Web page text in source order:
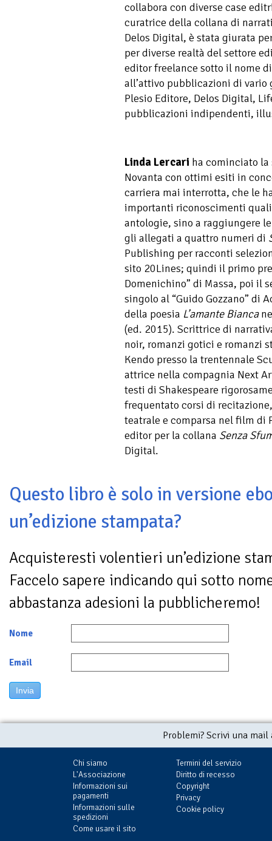
collabora con diverse case
curatrice della collana di
Delos Digital, è stata giurata
per diverse realtà del settore
editor freelance sotto il nome
all’attivo pubblicazioni di vario
Plesio Editore, Delos Digital,
pubblicazioni indipendenti,
Linda Lercari ha cominciato
Novanta con ottimi esiti in
carriera mai interrotta, che le
importanti riconoscimenti
antologie, sino a raggiungere
gli allegati a quattro numeri di
Publishing per racconti
sito 20Lines; quindi il primo
Domenichino” di Massa, poi il
singolo al “Guido Gozzano” di
della poesia L’amante Bianca
(ed. 2015). Scrittrice di
noir, romanzi gotici e romanzi
Kendo presso la trentennale
attrice nella compagnia Next
testi di Shakespeare
frequentato corsi di
teatrale e comparsa nel film di
editor per la collana Senza
Digital.
Questo libro è solo in versione
un’edizione stampata?
Acquisteresti volentieri un’edizione
Faccelo sapere indicando qui sotto
abbastanza adesioni la pubblicheremo!
Nome
Email
Invia
Problemi? Scrivi una
Chi siamo
L'Associazione
Informazioni sui
pagamenti
Informazioni sulle
spedizioni
Come usare il sito
Termini del servizio
Diritto di recesso
Copyright
Privacy
Cookie policy